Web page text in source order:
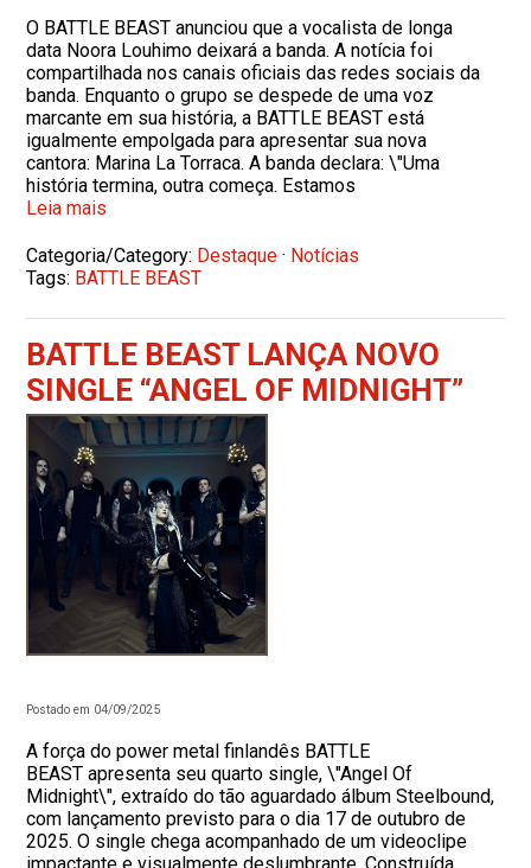
O BATTLE BEAST anunciou que a vocalista de longa
data Noora Louhimo deixará a banda. A notícia foi
compartilhada nos canais oficiais das redes sociais da
banda. Enquanto o grupo se despede de uma voz
marcante em sua história, a BATTLE BEAST está
igualmente empolgada para apresentar sua nova
cantora: Marina La Torraca. A banda declara: \"Uma
história termina, outra começa. Estamos
Leia mais
Categoria/Category: Destaque · Notícias
Tags: BATTLE BEAST
BATTLE BEAST LANÇA NOVO
SINGLE “ANGEL OF MIDNIGHT”
Postado em 04/09/2025
A força do power metal finlandês BATTLE
BEAST apresenta seu quarto single, \"Angel Of
Midnight\", extraído do tão aguardado álbum Steelbound,
com lançamento previsto para o dia 17 de outubro de
2025. O single chega acompanhado de um videoclipe